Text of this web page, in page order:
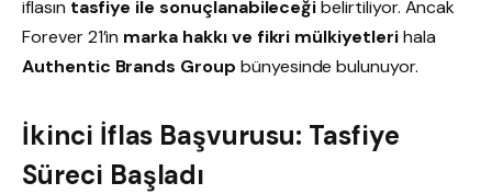
iflasın tasfiye ile sonuçlanabileceğibelirtiliyor. Ancak
Forever 21’in marka hakkı ve fikri mülkiyetlerihala
Authentic Brands Group bünyesinde bulunuyor.
İkinci İflas Başvurusu: Tasfiye
Süreci Başladı